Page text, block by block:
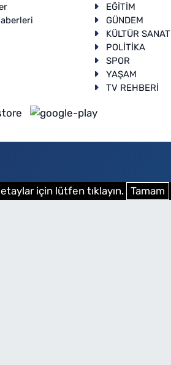
EĞİTİM
GÜNDEM
KÜLTÜR SANAT
POLİTİKA
SPOR
YAŞAM
TV REHBERİ
için lütfen tıklayın. Tamam